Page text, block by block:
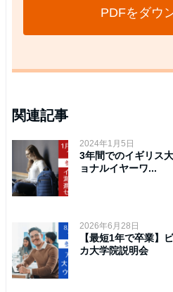
PDFをダウ
関連記事
2024年1月5日
3年間でのイギリス
ョナルイヤーワ...
2026年6月28日
【最短1年で卒業】
カ大学院説明会